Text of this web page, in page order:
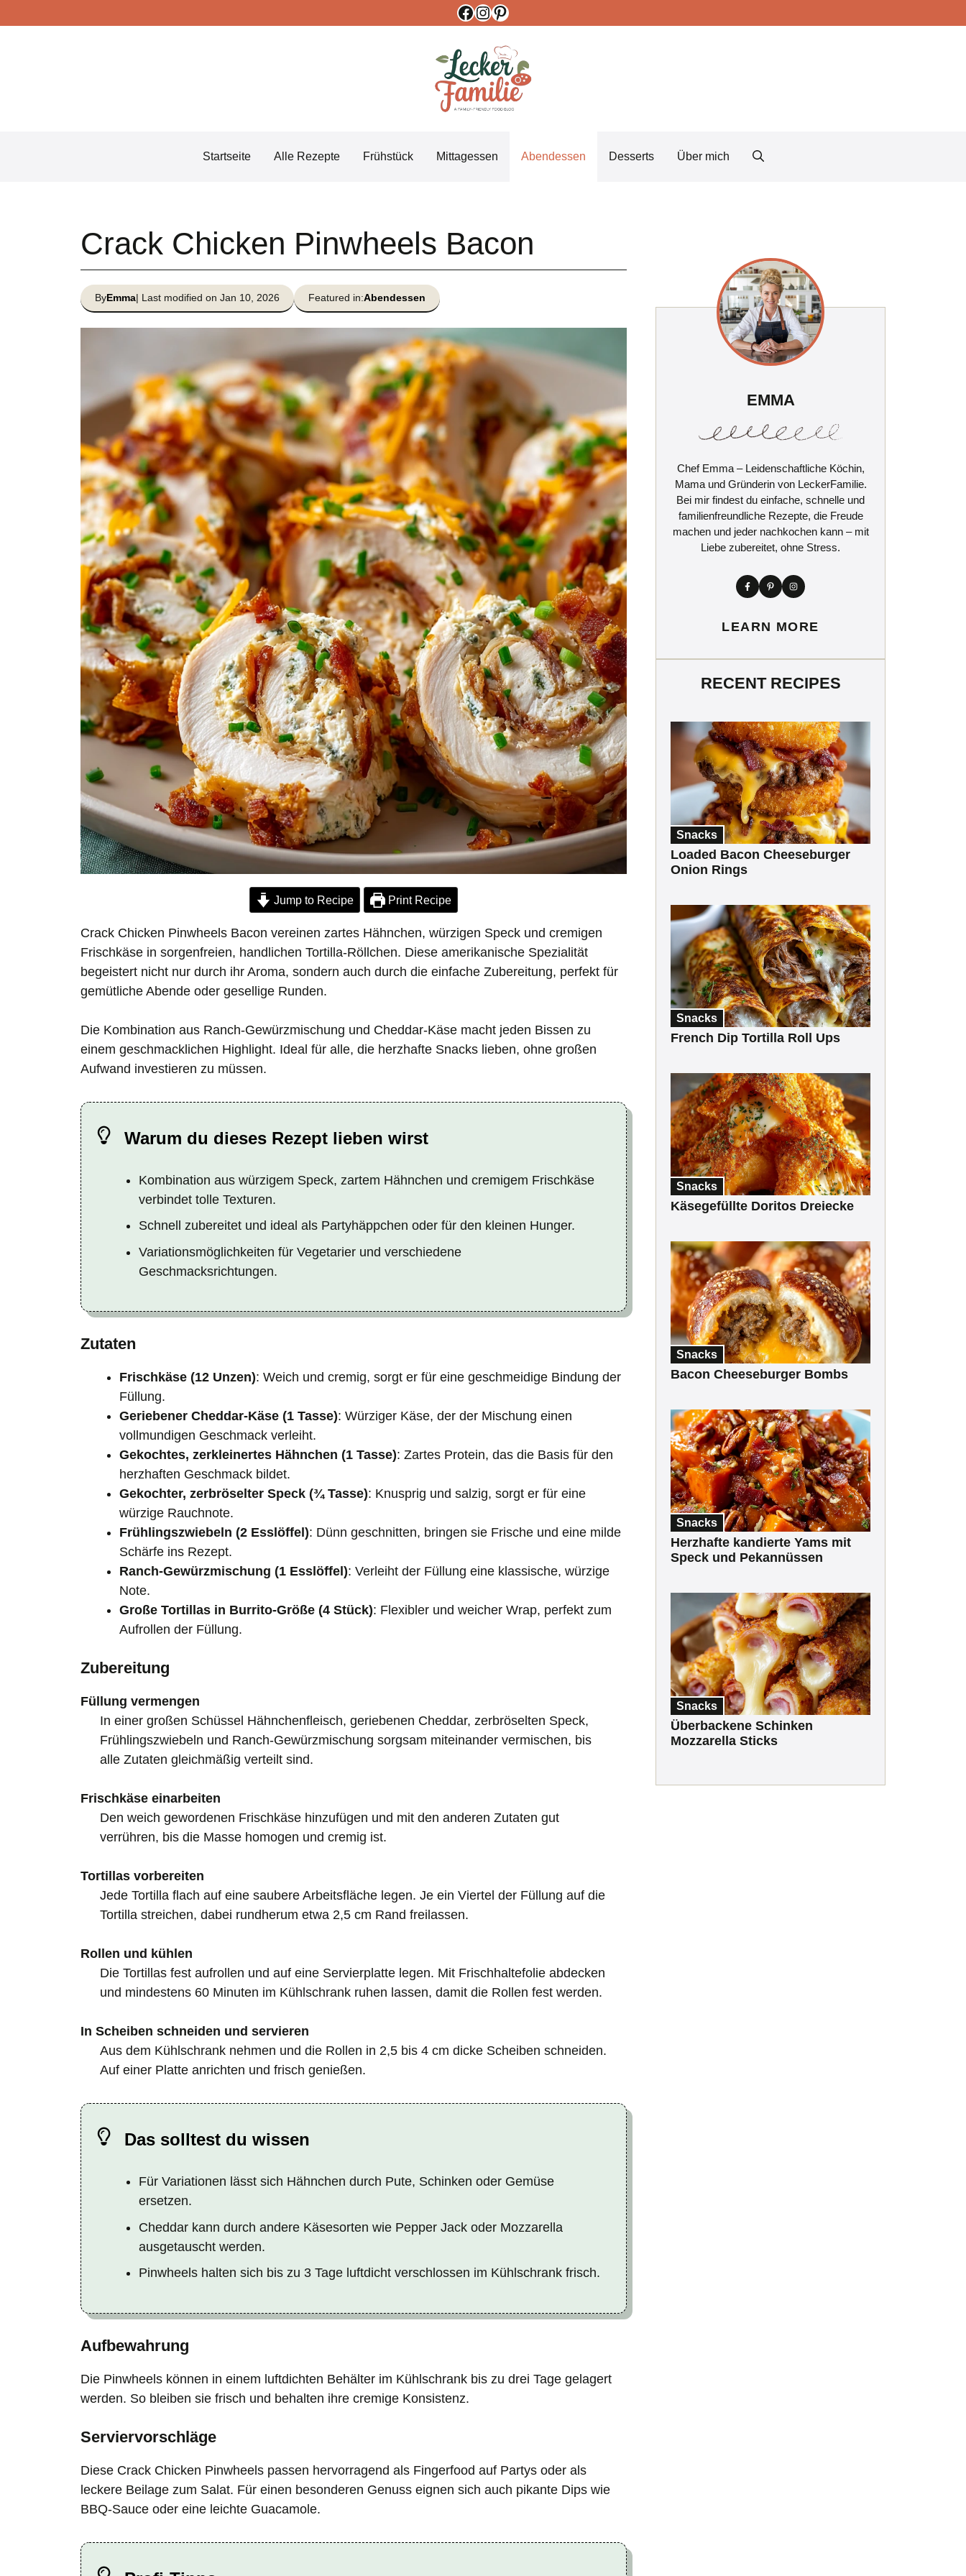
Facebook
Instagram
Pinterest
Startseite Alle Rezepte Frühstück Mittagessen Abendessen Desserts Über mich
Crack Chicken Pinwheels Bacon
ByEmma| Last modified on Jan 10, 2026 Featured in:Abendessen
Jump to Recipe Print Recipe
Crack Chicken Pinwheels Bacon vereinen zartes Hähnchen, würzigen Speck und cremigen
Frischkäse in sorgenfreien, handlichen Tortilla-Röllchen. Diese amerikanische Spezialität
begeistert nicht nur durch ihr Aroma, sondern auch durch die einfache Zubereitung, perfekt für
gemütliche Abende oder gesellige Runden.
Die Kombination aus Ranch-Gewürzmischung und Cheddar-Käse macht jeden Bissen zu
einem geschmacklichen Highlight. Ideal für alle, die herzhafte Snacks lieben, ohne großen
Aufwand investieren zu müssen.
Warum du dieses Rezept lieben wirst
Kombination aus würzigem Speck, zartem Hähnchen und cremigem Frischkäse
verbindet tolle Texturen.
Schnell zubereitet und ideal als Partyhäppchen oder für den kleinen Hunger.
Variationsmöglichkeiten für Vegetarier und verschiedene
Geschmacksrichtungen.
Zutaten
Frischkäse (12 Unzen): Weich und cremig, sorgt er für eine geschmeidige Bindung der
Füllung.
Geriebener Cheddar-Käse (1 Tasse): Würziger Käse, der der Mischung einen
vollmundigen Geschmack verleiht.
Gekochtes, zerkleinertes Hähnchen (1 Tasse): Zartes Protein, das die Basis für den
herzhaften Geschmack bildet.
Gekochter, zerbröselter Speck (¾ Tasse): Knusprig und salzig, sorgt er für eine
würzige Rauchnote.
Frühlingszwiebeln (2 Esslöffel): Dünn geschnitten, bringen sie Frische und eine milde
Schärfe ins Rezept.
Ranch-Gewürzmischung (1 Esslöffel): Verleiht der Füllung eine klassische, würzige
Note.
Große Tortillas in Burrito-Größe (4 Stück): Flexibler und weicher Wrap, perfekt zum
Aufrollen der Füllung.
Zubereitung
Füllung vermengen
In einer großen Schüssel Hähnchenfleisch, geriebenen Cheddar, zerbröselten Speck,
Frühlingszwiebeln und Ranch-Gewürzmischung sorgsam miteinander vermischen, bis
alle Zutaten gleichmäßig verteilt sind.
Frischkäse einarbeiten
Den weich gewordenen Frischkäse hinzufügen und mit den anderen Zutaten gut
verrühren, bis die Masse homogen und cremig ist.
Tortillas vorbereiten
Jede Tortilla flach auf eine saubere Arbeitsfläche legen. Je ein Viertel der Füllung auf die
Tortilla streichen, dabei rundherum etwa 2,5 cm Rand freilassen.
Rollen und kühlen
Die Tortillas fest aufrollen und auf eine Servierplatte legen. Mit Frischhaltefolie abdecken
und mindestens 60 Minuten im Kühlschrank ruhen lassen, damit die Rollen fest werden.
In Scheiben schneiden und servieren
Aus dem Kühlschrank nehmen und die Rollen in 2,5 bis 4 cm dicke Scheiben schneiden.
Auf einer Platte anrichten und frisch genießen.
Das solltest du wissen
Für Variationen lässt sich Hähnchen durch Pute, Schinken oder Gemüse
ersetzen.
Cheddar kann durch andere Käsesorten wie Pepper Jack oder Mozzarella
ausgetauscht werden.
Pinwheels halten sich bis zu 3 Tage luftdicht verschlossen im Kühlschrank frisch.
Aufbewahrung
Die Pinwheels können in einem luftdichten Behälter im Kühlschrank bis zu drei Tage gelagert
werden. So bleiben sie frisch und behalten ihre cremige Konsistenz.
Serviervorschläge
Diese Crack Chicken Pinwheels passen hervorragend als Fingerfood auf Partys oder als
leckere Beilage zum Salat. Für einen besonderen Genuss eignen sich auch pikante Dips wie
BBQ-Sauce oder eine leichte Guacamole.
EMMA
Chef Emma – Leidenschaftliche Köchin,
Mama und Gründerin von LeckerFamilie.
Bei mir findest du einfache, schnelle und
familienfreundliche Rezepte, die Freude
machen und jeder nachkochen kann – mit
Liebe zubereitet, ohne Stress.
LEARN MORE
RECENT RECIPES
Snacks
Loaded Bacon Cheeseburger
Onion Rings
Snacks
French Dip Tortilla Roll Ups
Snacks
Käsegefüllte Doritos Dreiecke
Snacks
Bacon Cheeseburger Bombs
Snacks
Herzhafte kandierte Yams mit
Speck und Pekannüssen
Snacks
Überbackene Schinken
Mozzarella Sticks